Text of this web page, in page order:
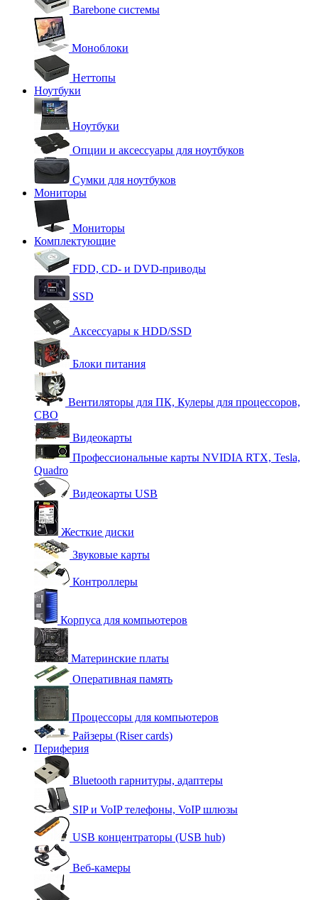
Barebone системы
Моноблоки
Неттопы
Ноутбуки
Ноутбуки
Опции и аксессуары для ноутбуков
Сумки для ноутбуков
Мониторы
Мониторы
Комплектующие
FDD, CD- и DVD-приводы
SSD
Аксессуары к HDD/SSD
Блоки питания
Вентиляторы для ПК, Кулеры для процессоров,
СВО
Видеокарты
Профессиональные карты NVIDIA RTX, Tesla,
Quadro
Видеокарты USB
Жесткие диски
Звуковые карты
Контроллеры
Корпуса для компьютеров
Материнские платы
Оперативная память
Процессоры для компьютеров
Райзеры (Riser cards)
Периферия
Bluetooth гарнитуры, адаптеры
SIP и VoIP телефоны, VoIP шлюзы
USB концентраторы (USB hub)
Веб-камеры